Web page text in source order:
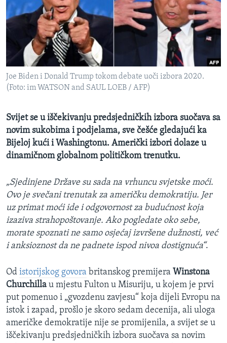
MAGAZIN
O GLASU AMERIKE
Learning English
PRATITE NAS
Jezici
Joe Biden i Donald Trump tokom debate uoči izbora 2020.
(Foto: im WATSON and SAUL LOEB / AFP)
Svijet se u iščekivanju predsjedničkih izbora suočava sa
novim sukobima i podjelama, sve češće gledajući ka
Bijeloj kući i Washingtonu. Američki izbori dolaze u
dinamičnom globalnom političkom trenutku.
„Sjedinjene Države su sada na vrhuncu svjetske moći.
Ovo je svečani trenutak za američku demokratiju. Jer
uz primat moći ide i odgovornost za budućnost koja
izaziva strahopoštovanje. Ako pogledate oko sebe,
morate spoznati ne samo osjećaj izvršene dužnosti, već
i anksioznost da ne padnete ispod nivoa dostignuća“.
Od istorijskog govora britanskog premijera Winstona
Churchilla u mjestu Fulton u Misuriju, u kojem je prvi
put pomenuo i „gvozdenu zavjesu“ koja dijeli Evropu na
istok i zapad, prošlo je skoro sedam decenija, ali uloga
američke demokratije nije se promijenila, a svijet se u
iščekivanju predsjedničkih izbora suočava sa novim